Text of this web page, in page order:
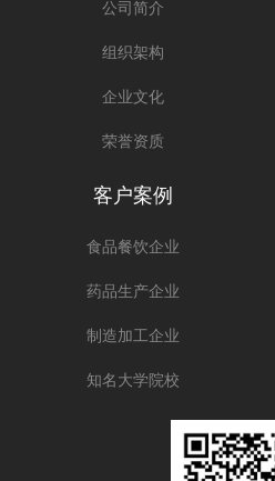
公司简介
组织架构
企业文化
荣誉资质
客户案例
食品餐饮企业
药品生产企业
制造加工企业
知名大学院校